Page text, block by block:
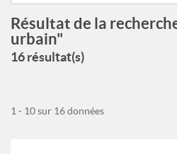
Résultat de la
urbain"
16 résultat(s)
1 - 10 sur 16 données